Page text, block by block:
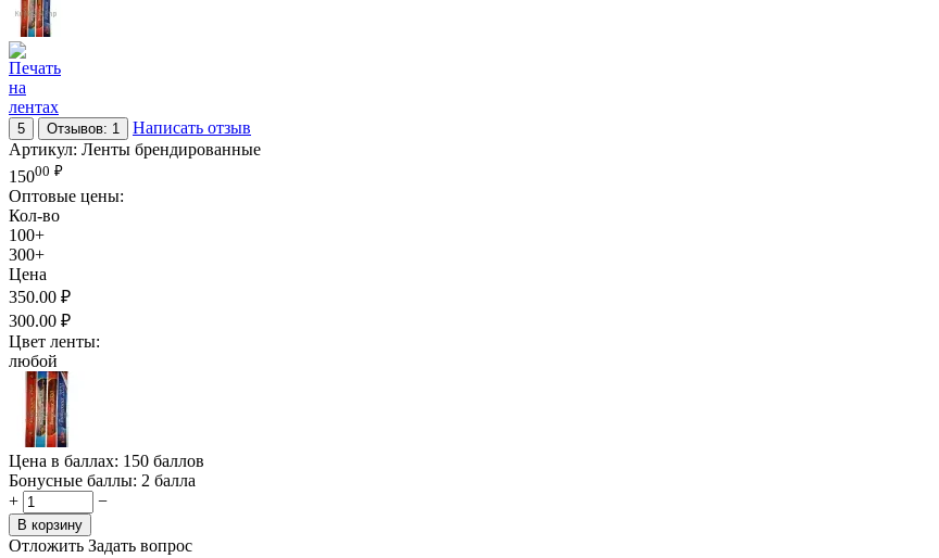
5 Отзывов: 1
Написать отзыв
Артикул: Ленты брендированные
15000 ₽
Оптовые цены:
Кол-во
100+
300+
Цена
350.00 ₽
300.00 ₽
Цвет ленты:
любой
Цена в баллах: 150 баллов
Бонусные баллы: 2 балла
+
−
В корзину
Отложить Задать вопрос